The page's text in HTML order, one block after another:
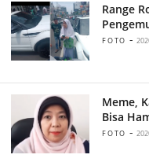
Range
FOTO -
Meme,
Bisa
FOTO -